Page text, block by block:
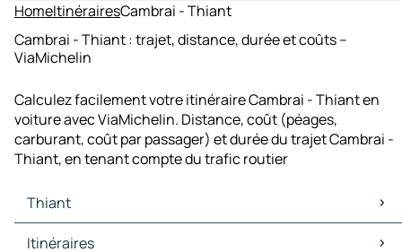
HomeItinérairesCambrai - Thiant
Cambrai - Thiant : trajet, distance, durée et coûts –
ViaMichelin
Calculez facilement votre itinéraire Cambrai - Thiant en
voiture avec ViaMichelin. Distance, coût (péages,
carburant, coût par passager) et durée du trajet Cambrai -
Thiant, en tenant compte du trafic routier
Thiant
Thiant Cartes et plans
Itinéraires